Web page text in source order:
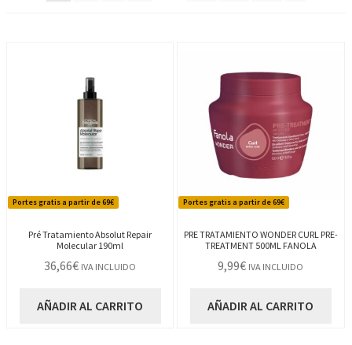
Portes gratis a partir de 69€
Pré Tratamiento Absolut Repair
Molecular 190ml
36,66€ IVA INCLUIDO
AÑADIR AL CARRITO
Portes gratis a partir de 69€
PRE TRATAMIENTO WONDER CURL PRE-
TREATMENT 500ML FANOLA
9,99€ IVA INCLUIDO
AÑADIR AL CARRITO